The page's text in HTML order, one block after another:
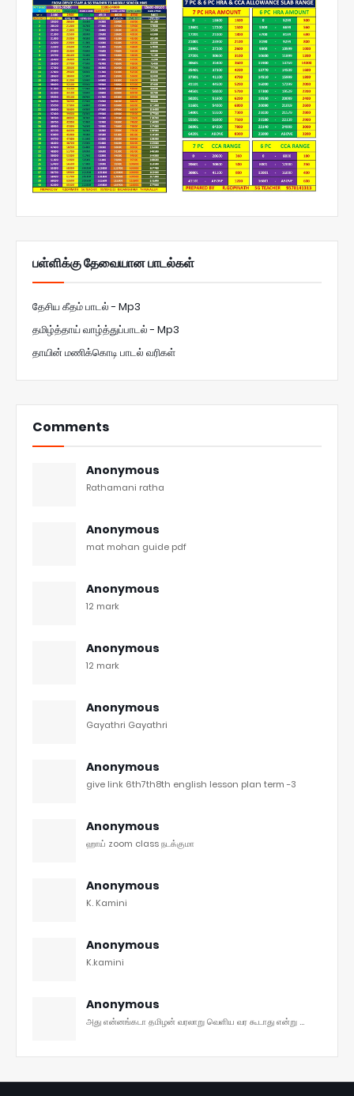
பள்ளிக்கு தேவையான பாடல்கள்
தேசிய கீதம் பாடல் - Mp3
தமிழ்த்தாய் வாழ்த்துப்பாடல் - Mp3
தாயின் மணிக்கொடி பாடல் வரிகள்
Comments
Anonymous
Rathamani ratha
Anonymous
mat mohan guide pdf
Anonymous
12 mark
Anonymous
12 mark
Anonymous
Gayathri Gayathri
Anonymous
give link 6th7th8th english lesson plan term -3
Anonymous
ஹாய் zoom class நடக்குமா
Anonymous
K. Kamini
Anonymous
K.kamini
Anonymous
அது என்னங்கடா தமிழன் வரலாறு வெளிய வர கூடாது என்று ...